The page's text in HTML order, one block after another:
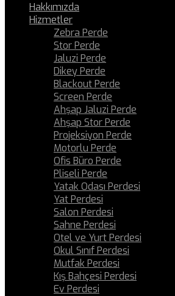
Hakkımızda
Hizmetler
Zebra Perde
Stor Perde
Jaluzi Perde
Dikey Perde
Blackout Perde
Screen Perde
Ahşap Jaluzi Perde
Ahşap Stor Perde
Projeksiyon Perde
Motorlu Perde
Ofis Büro Perde
Pliseli Perde
Yatak Odası Perdesi
Yat Perdesi
Salon Perdesi
Sahne Perdesi
Otel ve Yurt Perdesi
Okul Sınıf Perdesi
Mutfak Perdesi
Kış Bahçesi Perdesi
Ev Perdesi